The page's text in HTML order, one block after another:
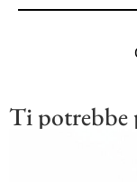
Ti potrebbe